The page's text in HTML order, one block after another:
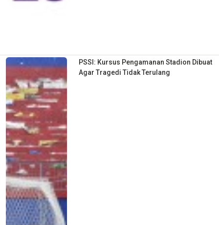
PSSI: Kursus Pengamanan Stadion Dibuat
Agar Tragedi Tidak Terulang